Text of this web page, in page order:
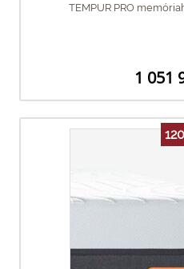
TEMPUR PRO
1 051